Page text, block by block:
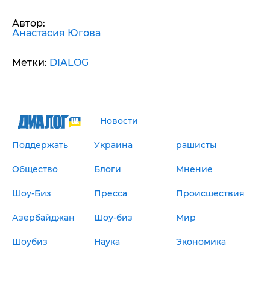
Автор:
Анастасия Югова
Метки: DIALOG
Новости
Поддержать Украина рашисты
Общество Блоги Мнение
Шоу-Биз Пресса Происшествия
Азербайджан Шоу-биз Мир
Шоубиз Наука Экономика